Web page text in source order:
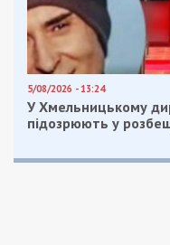
5/08/2026 - 13:24
У Хмельницькому
підозрюють у